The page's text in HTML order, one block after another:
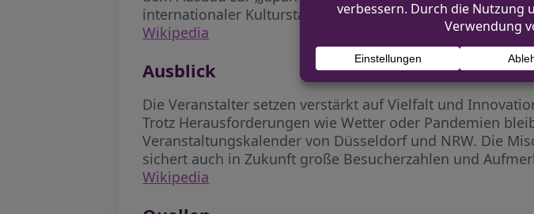
internationaler Kulturstandort profiliert werden.
Wikipedia
Ausblick
Die Veranstalter setzen verstärkt auf Vielfalt und
Trotz Herausforderungen wie Wetter oder Pandemien
Veranstaltungskalender von Düsseldorf und NRW. Die
sichert auch in Zukunft große Besucherzahlen und
Wikipedia